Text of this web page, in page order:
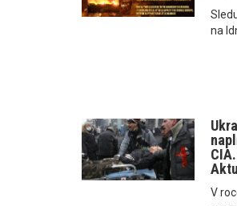
na
V